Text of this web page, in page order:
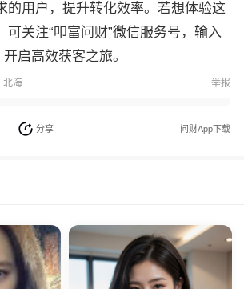
的用户，提升转化效率。若想体验这
可关注“叩富问财”微信服务号，输入
启高效获客之旅。
北海 举报
分享 问财App下载